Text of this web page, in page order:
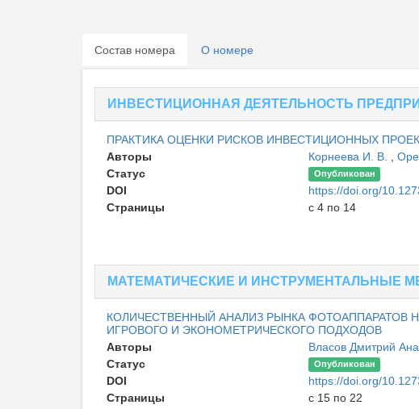
Состав номера О номере
ИНВЕСТИЦИОННАЯ ДЕЯТЕЛЬНОСТЬ
ПРАКТИКА ОЦЕНКИ РИСКОВ ИНВЕСТИЦИОННЫХ
Авторы
Корнеева И. В.
Статус
Опубликован
DOI
https://doi.org/
Страницы
с 4 по 14
МАТЕМАТИЧЕСКИЕ И ИНСТРУМЕНТАЛЬНЫЕ
КОЛИЧЕСТВЕННЫЙ АНАЛИЗ РЫНКА
ИГРОВОГО И ЭКОНОМЕТРИЧЕСКОГО ПОДХОДОВ
Авторы
Власов Дмитрий
Статус
Опубликован
DOI
https://doi.org/
Страницы
с 15 по 22